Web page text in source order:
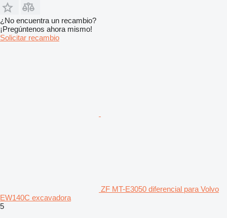
¿No encuentra un recambio?
¡Pregúntenos ahora mismo!
Solicitar recambio
ZF MT-E3050 diferencial para Volvo
EW140C excavadora
5